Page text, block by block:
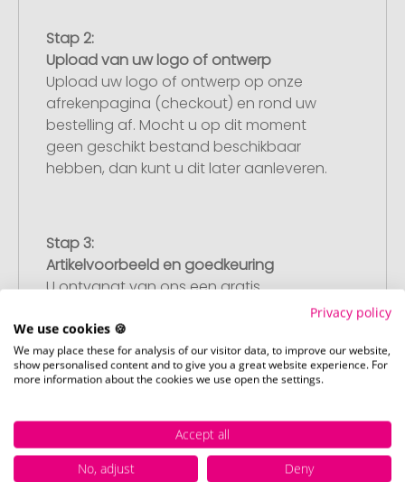
Stap 2:
Upload van uw logo of ontwerp
Upload uw logo of ontwerp op onze
afrekenpagina (checkout) en rond uw
bestelling af. Mocht u op dit moment
geen geschikt bestand beschikbaar
hebben, dan kunt u dit later aanleveren.
Stap 3:
Artikelvoorbeeld en goedkeuring
U ontvangt van ons een gratis
drukvoorbeeld met uw ontwerp. Zodra u
dit heeft goedgekeurd, starten wij direct
met de productie.
Stap 4:
Punctuele en snelle levering
Na uw goedkeuring van het
Privacy policy
We use cookies 🍪
We may place these for analysis of our visitor data, to improve our website,
show personalised content and to give you a great website experience. For
more information about the cookies we use open the settings.
Accept all
No, adjust
Deny